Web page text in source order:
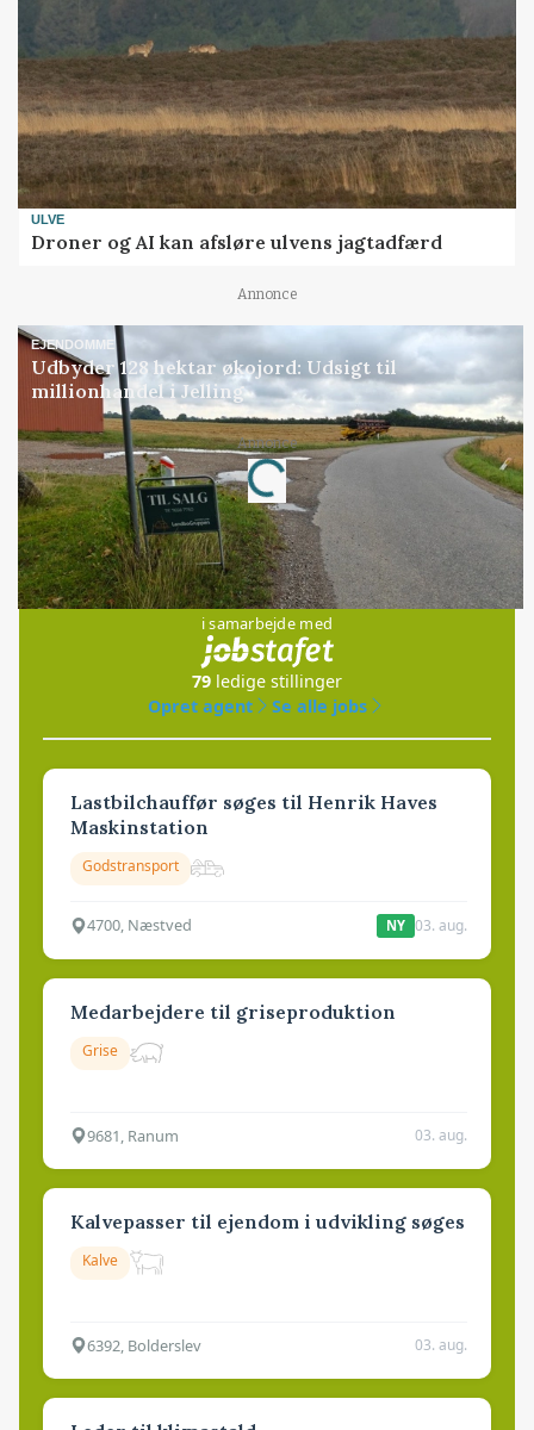
ULVE
Droner og AI kan afsløre ulvens jagtadfærd
Annonce
EJENDOMME
Udbyder 128 hektar økojord: Udsigt til
millionhandel i Jelling
Annonce
Loading...
Jobs
i samarbejde med
79 ledige stillinger
Opret agent
Se alle jobs
Lastbilchauffør søges til Henrik Haves
Maskinstation
Godstransport
4700, Næstved NY 03. aug.
Medarbejdere til griseproduktion
Grise
9681, Ranum 03. aug.
Kalvepasser til ejendom i udvikling søges
Kalve
6392, Bolderslev 03. aug.